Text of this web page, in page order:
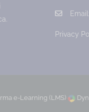
Email:
Privacy
e-Learning (LMS)